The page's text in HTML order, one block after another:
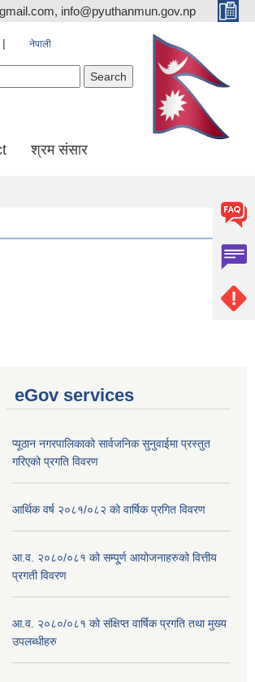
info@pyuthanmun.gov.np
नेपाली
श्रम संसार
eGov services
प्यूठान नगरपालिकाको सार्वजनिक सुनुवाईमा प्रस्तुत
गरिएको प्रगति विवरण
आर्थिक वर्ष २०८१/०८२ को वार्षिक प्रगित विवरण
आ.व. २०८०/०८१ को सम्पू्र्ण आयोजनाहरुको वित्तीय
प्रगती विवरण
आ.व. २०८०/०८१ को संक्षिप्त वार्षिक प्रगति तथा मुख्य
उपलब्धीहरु